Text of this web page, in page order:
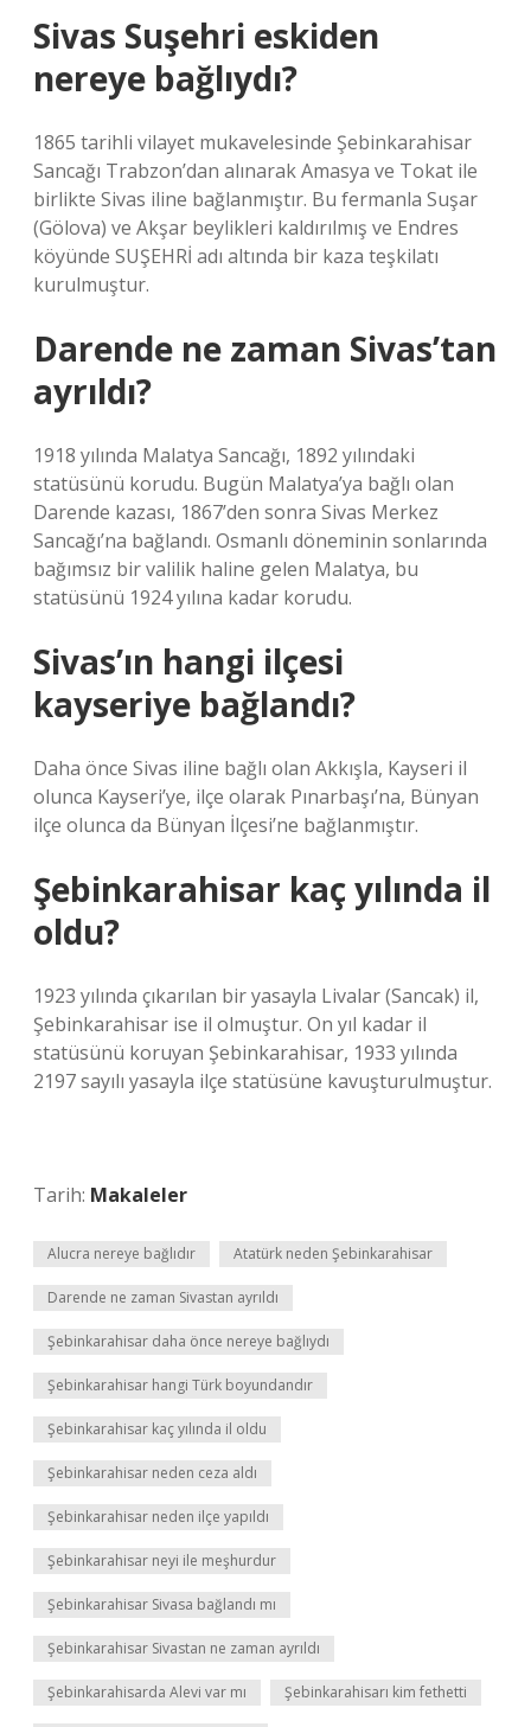
Sivas Suşehri eskiden
nereye bağlıydı?
1865 tarihli vilayet mukavelesinde Şebinkarahisar
Sancağı Trabzon’dan alınarak Amasya ve Tokat ile
birlikte Sivas iline bağlanmıştır. Bu fermanla Suşar
(Gölova) ve Akşar beylikleri kaldırılmış ve Endres
köyünde SUŞEHRİ adı altında bir kaza teşkilatı
kurulmuştur.
Darende ne zaman Sivas’tan
ayrıldı?
1918 yılında Malatya Sancağı, 1892 yılındaki
statüsünü korudu. Bugün Malatya’ya bağlı olan
Darende kazası, 1867’den sonra Sivas Merkez
Sancağı’na bağlandı. Osmanlı döneminin sonlarında
bağımsız bir valilik haline gelen Malatya, bu
statüsünü 1924 yılına kadar korudu.
Sivas’ın hangi ilçesi
kayseriye bağlandı?
Daha önce Sivas iline bağlı olan Akkışla, Kayseri il
olunca Kayseri’ye, ilçe olarak Pınarbaşı’na, Bünyan
ilçe olunca da Bünyan İlçesi’ne bağlanmıştır.
Şebinkarahisar kaç yılında il
oldu?
1923 yılında çıkarılan bir yasayla Livalar (Sancak) il,
Şebinkarahisar ise il olmuştur. On yıl kadar il
statüsünü koruyan Şebinkarahisar, 1933 yılında
2197 sayılı yasayla ilçe statüsüne kavuşturulmuştur.
Tarih: Makaleler
Alucra nereye bağlıdır Atatürk neden Şebinkarahisar
Darende ne zaman Sivastan ayrıldı
Şebinkarahisar daha önce nereye bağlıydı
Şebinkarahisar hangi Türk boyundandır
Şebinkarahisar kaç yılında il oldu
Şebinkarahisar neden ceza aldı
Şebinkarahisar neden ilçe yapıldı
Şebinkarahisar neyi ile meşhurdur
Şebinkarahisar Sivasa bağlandı mı
Şebinkarahisar Sivastan ne zaman ayrıldı
Şebinkarahisarda Alevi var mı Şebinkarahisarı kim fethetti